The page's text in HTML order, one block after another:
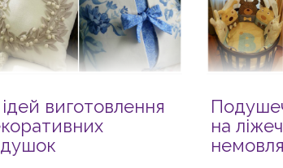
виготовлення
на